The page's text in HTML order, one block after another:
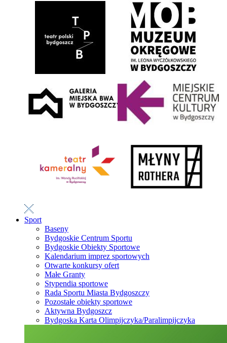
Sport
Baseny
Bydgoskie Centrum Sportu
Bydgoskie Obiekty Sportowe
Kalendarium imprez sportowych
Otwarte konkursy ofert
Małe Granty
Stypendia sportowe
Rada Sportu Miasta Bydgoszczy
Pozostałe obiekty sportowe
Aktywna Bydgoszcz
Bydgoska Karta Olimpijczyka/Paralimpijczyka